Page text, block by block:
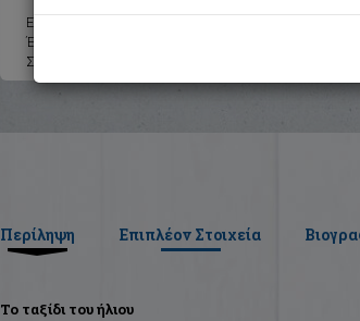
Εκδότης:
Έτος:
Σελίδες:
Περίληψη Επιπλέον Στοιχεία
Το ταξίδι του ήλιου